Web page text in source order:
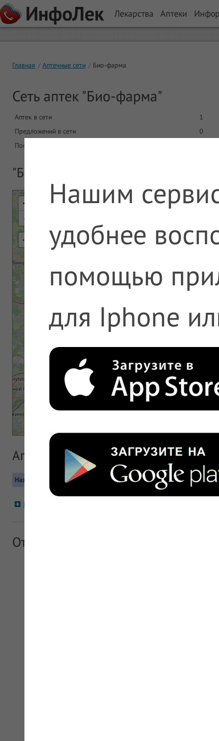
ИнфоЛек Лекарства Аптеки
Главная Аптечные сети Био-фарма
Сеть аптек "Био-фарма"
Аптек в сети
1
Предложений в сети
0
Последнее обновление
"Био-фарма" - все аптечные
+
-
⇢
Аптеки сети "Био-фарма"
Название Контакты
Био-фарма
Отзывы об аптечной сети "Био-
Нашим
удобнее
помощью
для Iphone